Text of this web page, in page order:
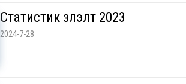
Статистик үзүүлэлт 2023
2024-7-28